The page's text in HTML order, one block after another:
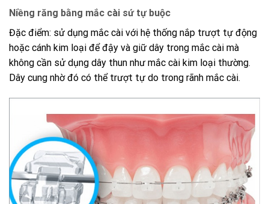
Niềng răng bằng mắc cài sứ tự buộc
Đặc điểm: sử dụng mắc cài với hệ thống nắp trượt tự động
hoặc cánh kim loại để đậy và giữ dây trong mắc cài mà
không cần sử dụng dây thun như mắc cài kim loại thường.
Dây cung nhờ đó có thể trượt tự do trong rãnh mắc cài.